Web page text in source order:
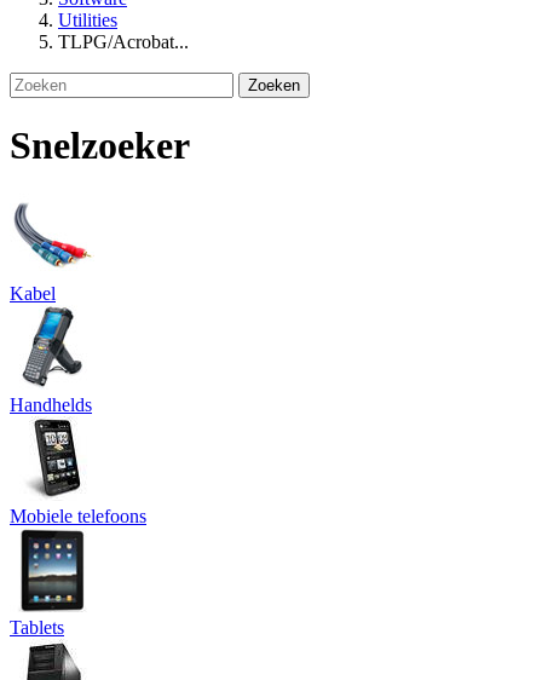
Utilities
TLPG/Acrobat...
Zoeken
Snelzoeker
Kabel
Handhelds
Mobiele telefoons
Tablets